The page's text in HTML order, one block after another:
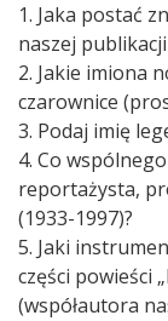
1. Jaka postać
naszej
2. Jakie imiona
czarownice
3. Podaj imię
4. Co
reportażysta,
(1933-1997)?
5. Jaki
części powieści
(współautora